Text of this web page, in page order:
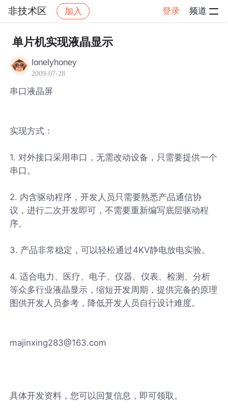
非技术区 加入 登录 频道
社区 非技术区 帖子详情
单片机实现液晶显示
lonelyhoney
2009-07-28
串口液晶屏
实现方式：
1. 对外接口采用串口，无需改动设备，只需要提供一个
串口。
2. 内含驱动程序，开发人员只需要熟悉产品通信协
议，进行二次开发即可，不需要重新编写底层驱动程
序。
3. 产品非常稳定，可以轻松通过4KV静电放电实验。
4. 适合电力、医疗、电子、仪器、仪表、检测、分析
等众多行业液晶显示，缩短开发周期，提供完备的原理
图供开发人员参考，降低开发人员自行设计难度。
majinxing283@163.com
具体开发资料，您可以回复信息，即可领取。